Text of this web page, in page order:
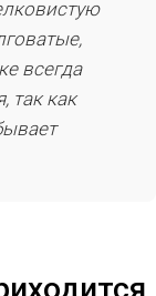
всегда
так как